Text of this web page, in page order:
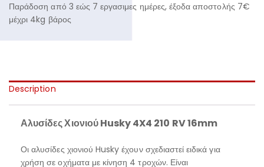
Παράδοση από 3 εώς 7 εργασιμες ημέρες, έξοδα αποστολής 7€
μέχρι 4kg βάρος
Description
Αλυσίδες ΧιονιούHusky4X4 210 RV 16mm
Οι αλυσίδες χιονιού Husky έχουν σχεδιαστεί ειδικά για
χρήση σε οχήματα με κίνηση 4 τροχών. Είναι